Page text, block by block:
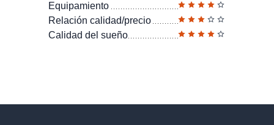
Equipamiento
Relación calidad/precio
Calidad del sueño